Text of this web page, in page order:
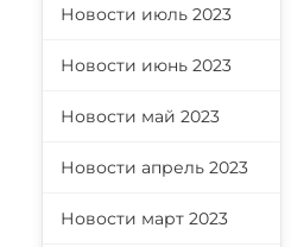
Новости июль 2023
Новости июнь 2023
Новости май 2023
Новости апрель 2023
Новости март 2023